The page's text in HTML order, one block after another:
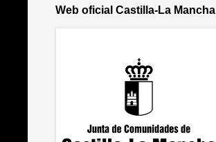
Web oficial Castilla-La Mancha